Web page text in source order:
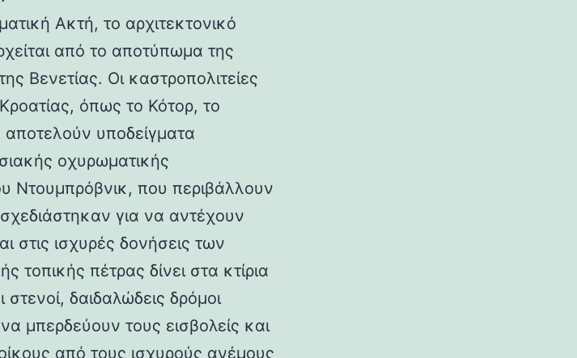
Ακτή, το αρχιτεκτονικό
από το αποτύπωμα της
Βενετίας. Οι καστροπολιτείες
όπως το Κότορ, το
αποτελούν υποδείγματα
οχυρωματικής
Ντουμπρόβνικ, που περιβάλλουν
για να αντέχουν
στις ισχυρές δονήσεις των
τοπικής πέτρας δίνει στα κτίρια
δαιδαλώδεις δρόμοι
μπερδεύουν τους εισβολείς και
από τους ισχυρούς ανέμους